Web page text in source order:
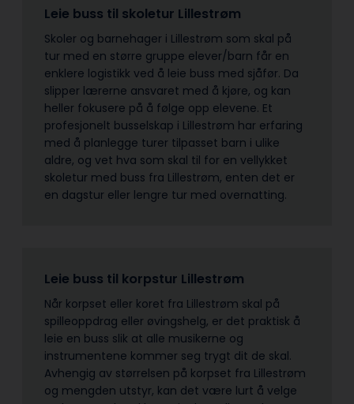
Leie buss til skoletur Lillestrøm
Skoler og barnehager i Lillestrøm som skal på
tur med en større gruppe elever/barn får en
enklere logistikk ved å leie buss med sjåfør. Da
slipper lærerne ansvaret med å kjøre, og kan
heller fokusere på å følge opp elevene. Et
profesjonelt busselskap i Lillestrøm har erfaring
med å planlegge turer tilpasset barn i ulike
aldre, og vet hva som skal til for en vellykket
skoletur med buss fra Lillestrøm, enten det er
en dagstur eller lengre tur med overnatting.
Leie buss til korpstur Lillestrøm
Når korpset eller koret fra Lillestrøm skal på
spilleoppdrag eller øvingshelg, er det praktisk å
leie en buss slik at alle musikerne og
instrumentene kommer seg trygt dit de skal.
Avhengig av størrelsen på korpset fra Lillestrøm
og mengden utstyr, kan det være lurt å velge